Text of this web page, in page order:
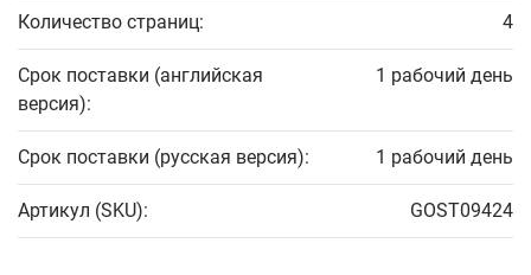
Количество страниц: 4
Срок поставки (английская
версия):
1 рабочий день
Срок поставки (русская версия): 1 рабочий день
Артикул (SKU): GOST09424